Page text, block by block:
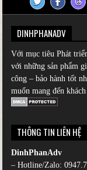
DINHPHANADV
Với mục tiêu Phát
với những sản phẩm
công – bảo hành tốt
muốn mang đến
THÔNG TIN LIÊN HỆ
DinhPhanAdv
– Hotline/Zalo: